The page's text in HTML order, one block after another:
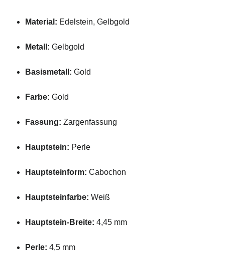
Material: Edelstein, Gelbgold
Metall: Gelbgold
Basismetall: Gold
Farbe: Gold
Fassung: Zargenfassung
Hauptstein: Perle
Hauptsteinform: Cabochon
Hauptsteinfarbe: Weiß
Hauptstein-Breite: 4,45 mm
Perle: 4,5 mm